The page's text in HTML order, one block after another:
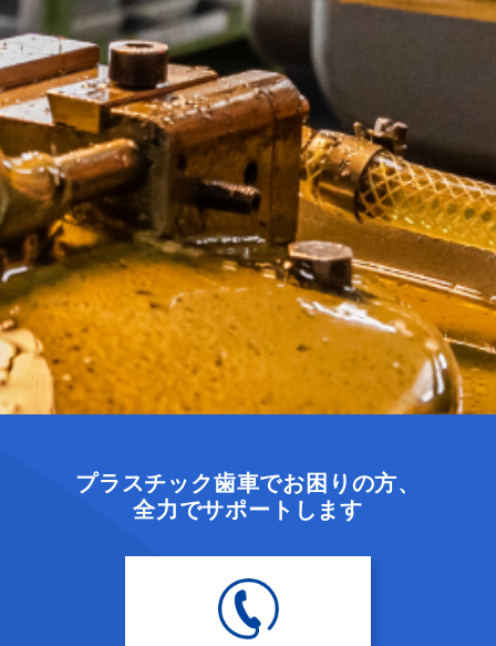
プラスチック歯車でお困りの方、
全力でサポートします